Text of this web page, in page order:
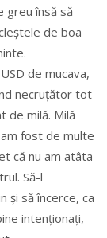
greu însă să
de boa
de mucava,
necruțător tot
de milă. Milă
fost de multe
că nu am atâta
Să-l
și să încerce, ca
intenționați,